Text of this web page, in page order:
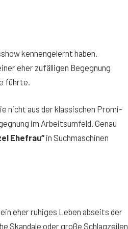
kennengelernt haben.
eher zufälligen Begegnung
führte.
nicht aus der klassischen Promi-
im Arbeitsumfeld. Genau
Ehefrau“in Suchmaschinen
eher ruhiges Leben abseits der
Skandale oder große Schlagzeilen